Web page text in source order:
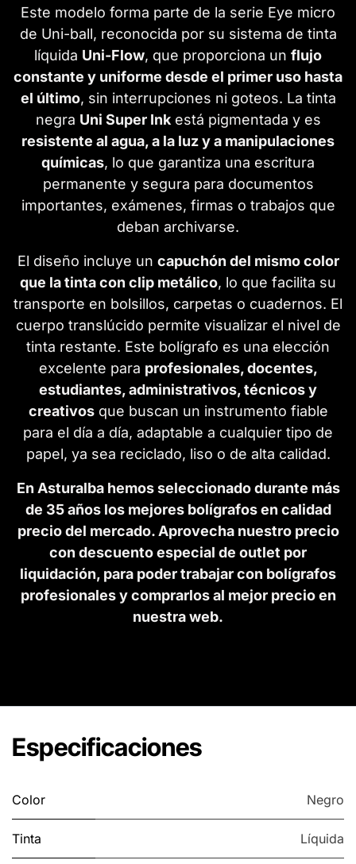
Este modelo forma parte de la serie Eye micro
de Uni-ball, reconocida por su sistema de tinta
líquida Uni-Flow, que proporciona un flujo
constante y uniforme desde el primer uso hasta
el último, sin interrupciones ni goteos. La tinta
negra Uni Super Inkestá pigmentada y es
resistente al agua, a la luz y a manipulaciones
químicas, lo que garantiza una escritura
permanente y segura para documentos
importantes, exámenes, firmas o trabajos que
deban archivarse.
El diseño incluye un capuchón del mismo color
que la tinta con clip metálico, lo que facilita su
transporte en bolsillos, carpetas o cuadernos. El
cuerpo translúcido permite visualizar el nivel de
tinta restante. Este bolígrafo es una elección
excelente para profesionales, docentes,
estudiantes, administrativos, técnicos y
creativosque buscan un instrumento fiable
para el día a día, adaptable a cualquier tipo de
papel, ya sea reciclado, liso o de alta calidad.
En Asturalba hemos seleccionado durante más
de 35 años los mejores bolígrafos en calidad
precio del mercado. Aprovecha nuestro precio
con descuento especial de outlet por
liquidación, para poder trabajar con bolígrafos
profesionales y comprarlos al mejor precio en
nuestra web.
Especificaciones
Color Negro
Tinta Líquida